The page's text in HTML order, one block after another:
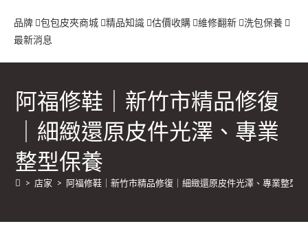
品牌 包包皮夾商城 精品知識 估價收購 維修翻新
洗包保養
最新消息
阿福修鞋｜新竹市精品修復
｜細緻還原皮件光澤、專業
整型保養
> 店家 > 阿福修鞋｜新竹市精品修復｜細緻還原皮件光澤、專業整型